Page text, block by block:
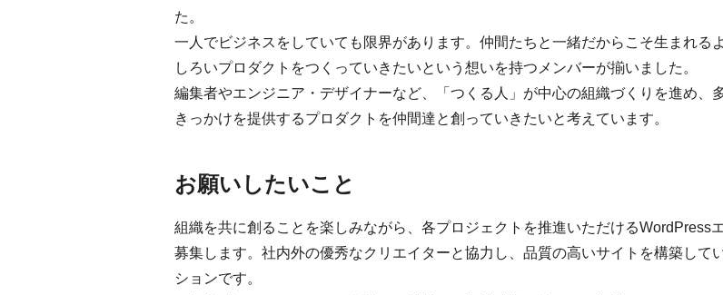
た。
一人でビジネスをしていても限界があります。仲間たちと一緒だからこそ生まれる
しろいプロダクトをつくっていきたいという想いを持つメンバーが揃いました。
編集者やエンジニア・デザイナーなど、「つくる人」が中心の組織づくりを進め、
きっかけを提供するプロダクトを仲間達と創っていきたいと考えています。
お願いしたいこと
組織を共に創ることを楽しみながら、各プロジェクトを推進いただけるWordPress
募集します。社内外の優秀なクリエイターと協力し、品質の高いサイトを構築して
ションです。